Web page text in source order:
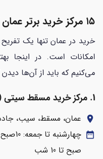
۱۵ مرکز خرید برتر عمان که حتماً باید ببینید
خرید در عمان تنها یک
امکانات است. در اینجا
می‌کنیم که باید از آن‌ها دیدن
1. مرکز خرید مسقط سیتی (
location_on عمان، مسقط، سیب،
date_range
صبح تا 10 شب